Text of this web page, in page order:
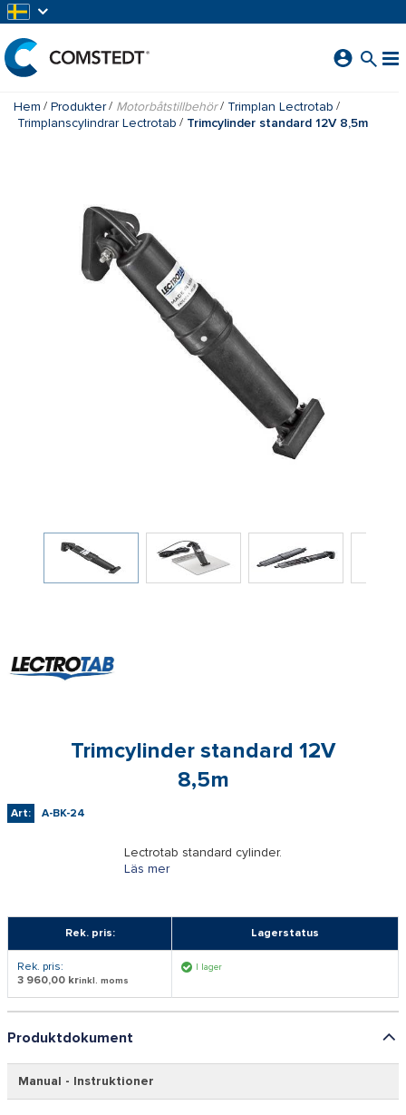
Hem Produkter Motorbåtstillbehör
Trimplan Lectrotab
Trimplanscylindrar Lectrotab
Trimcylinder standard 12V 8,5m
Trimcylinder standard 12V
8,5m
Art: A-BK-24
Lectrotab standard cylinder.
Läs mer
Rek. pris: Lagerstatus
Rek. pris:
3 960,00 krinkl. moms
I lager
Produktdokument
Manual - Instruktioner